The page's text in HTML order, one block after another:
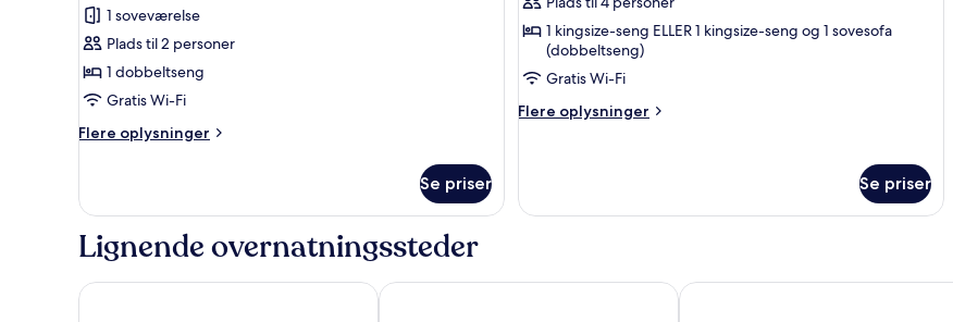
af
Classic-
dobbeltværelse
-
eget
badeværelse
anmeldelse)
1 soveværelse
Plads til 2 personer
1 dobbeltseng
Gratis Wi-Fi
Flere oplysninger
Flere
dobbeltværelse
eget
Se priser
af
Comfort-
dobbeltværelse
-
eget
1 kingsize-seng ELLER 1 kingsize-seng og 1 sovesofa
(dobbeltseng)
Gratis Wi-Fi
Flere oplysninger
Flere
-
Se priser
Lignende overnatningssteder
The Seaview Hotel The Boat House - Isle of Wight Royal Esplanade Hotel